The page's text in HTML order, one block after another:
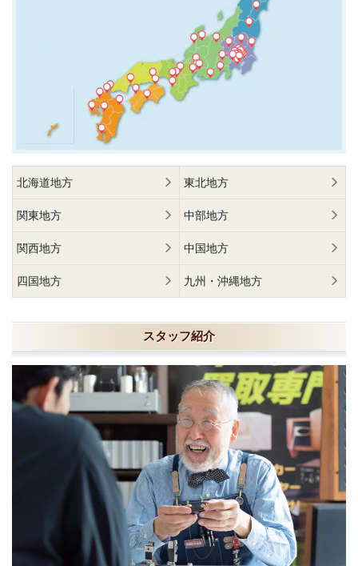
北海道地方 東北地方
関東地方 中部地方
関西地方 中国地方
四国地方 九州・沖縄地方
スタッフ紹介